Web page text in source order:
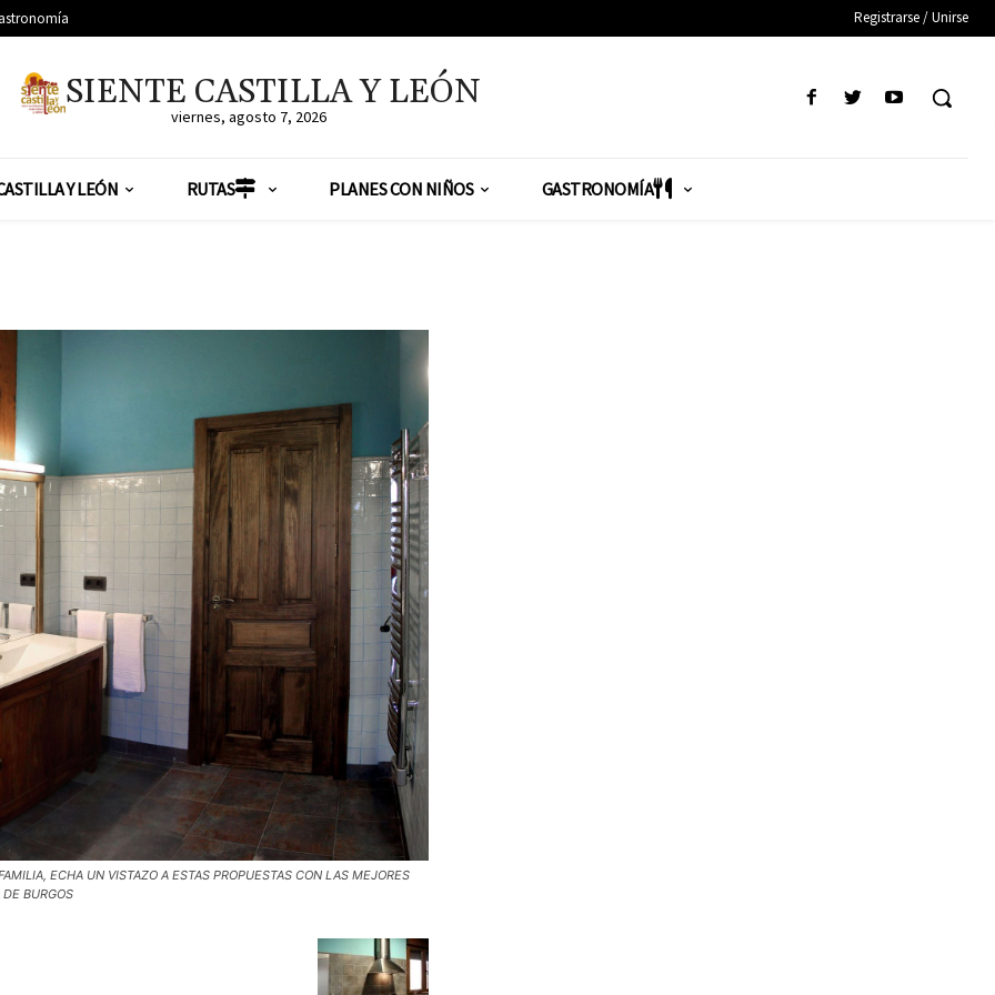
Registrarse / Unirse
SIENTE CASTILLA Y LEÓN
viernes, agosto 7, 2026
Y LEÓN RUTAS PLANES CON NIÑOS GASTRONOMÍA
ECHA UN VISTAZO A ESTAS PROPUESTAS CON LAS MEJORES
BURGOS